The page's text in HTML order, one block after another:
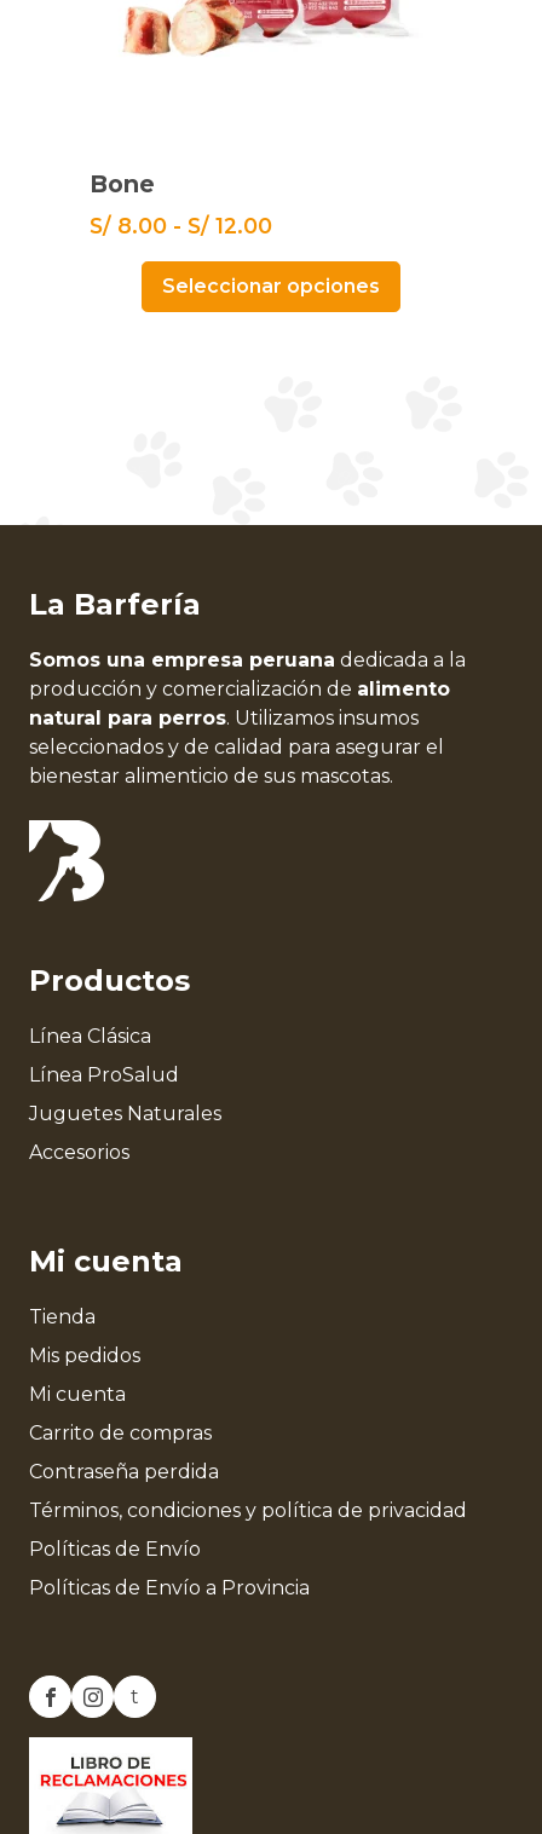
Bone
S/ 8.00 - S/ 12.00Rango
de
precios:
desde
Seleccionar opciones
variantes.
Las
pueden
La Barfería
Somos una empresa peruana dedicada a la
producción y comercialización de alimento
natural para perros. Utilizamos insumos
seleccionados y de calidad para asegurar el
bienestar alimenticio de sus mascotas.
Productos
Línea Clásica
Línea ProSalud
Juguetes Naturales
Accesorios
Mi cuenta
Tienda
Mis pedidos
Mi cuenta
Carrito de compras
Contraseña perdida
Términos, condiciones y política de privacidad
Políticas de Envío
Políticas de Envío a Provincia
t